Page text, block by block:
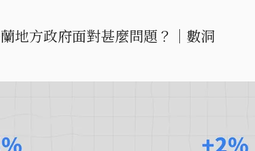
地方政府面對甚麼問題？｜數洞